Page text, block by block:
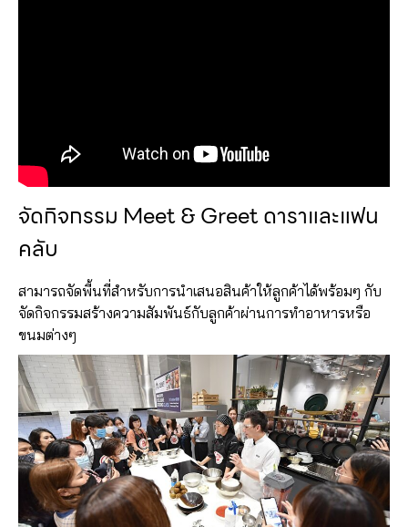
จัดกิจกรรม Meet & Greet ดาราและแฟน
คลับ
สามารถจัดพี้นที่สำหรับการนำเสนอสินค้าให้ลูกค้าได้พร้อมๆ กับ
จัดกิจกรรมสร้างความสัมพันธ์กับลูกค้าผ่านการทำอาหารหรือ
ขนมต่างๆ